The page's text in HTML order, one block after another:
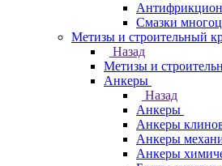
Смазки
Метизы и строительный
Назад
Метизы и
Анкеры
Назад
Анкеры
Анкеры
Анкеры
Анкеры